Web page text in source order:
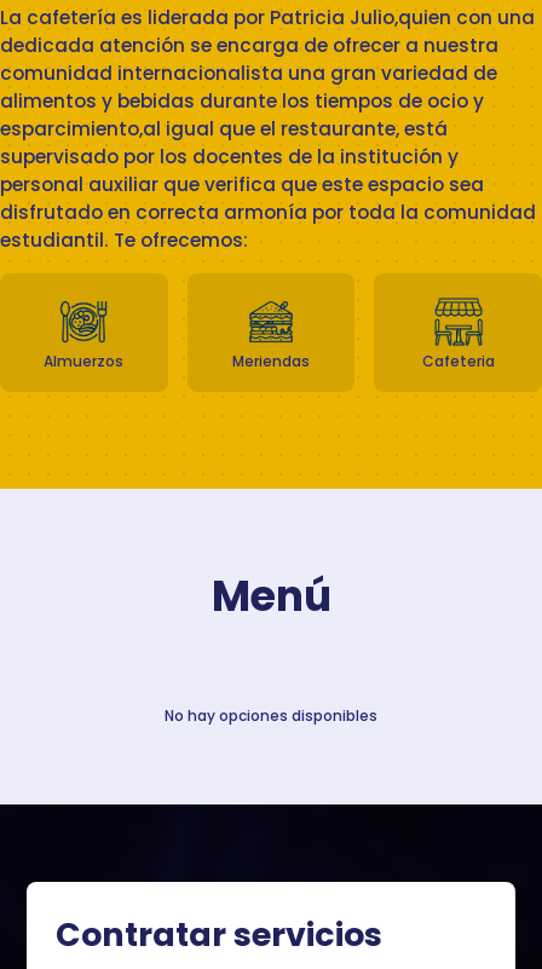
La cafetería es liderada por Patricia Julio,quien con una
dedicada atención se encarga de ofrecer a nuestra
comunidad internacionalista una gran variedad de
alimentos y bebidas durante los tiempos de ocio y
esparcimiento,al igual que el restaurante, está
supervisado por los docentes de la institución y
personal auxiliar que verifica que este espacio sea
disfrutado en correcta armonía por toda la comunidad
estudiantil. Te ofrecemos:
Almuerzos Meriendas Cafeteria
Menú
No hay opciones disponibles
Contratar servicios